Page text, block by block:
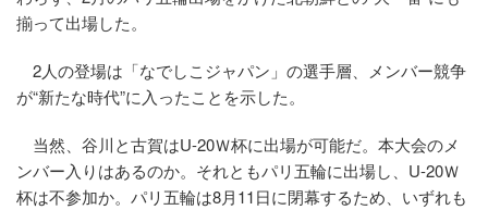
揃って出場した。
2人の登場は「なでしこジャパン」の選手層、メンバー競争
が“新たな時代”に入ったことを示した。
当然、谷川と古賀はU-20Ｗ杯に出場が可能だ。本大会のメ
ンバー入りはあるのか。それともパリ五輪に出場し、U-20Ｗ
杯は不参加か。パリ五輪は8月11日に閉幕するため、いずれも